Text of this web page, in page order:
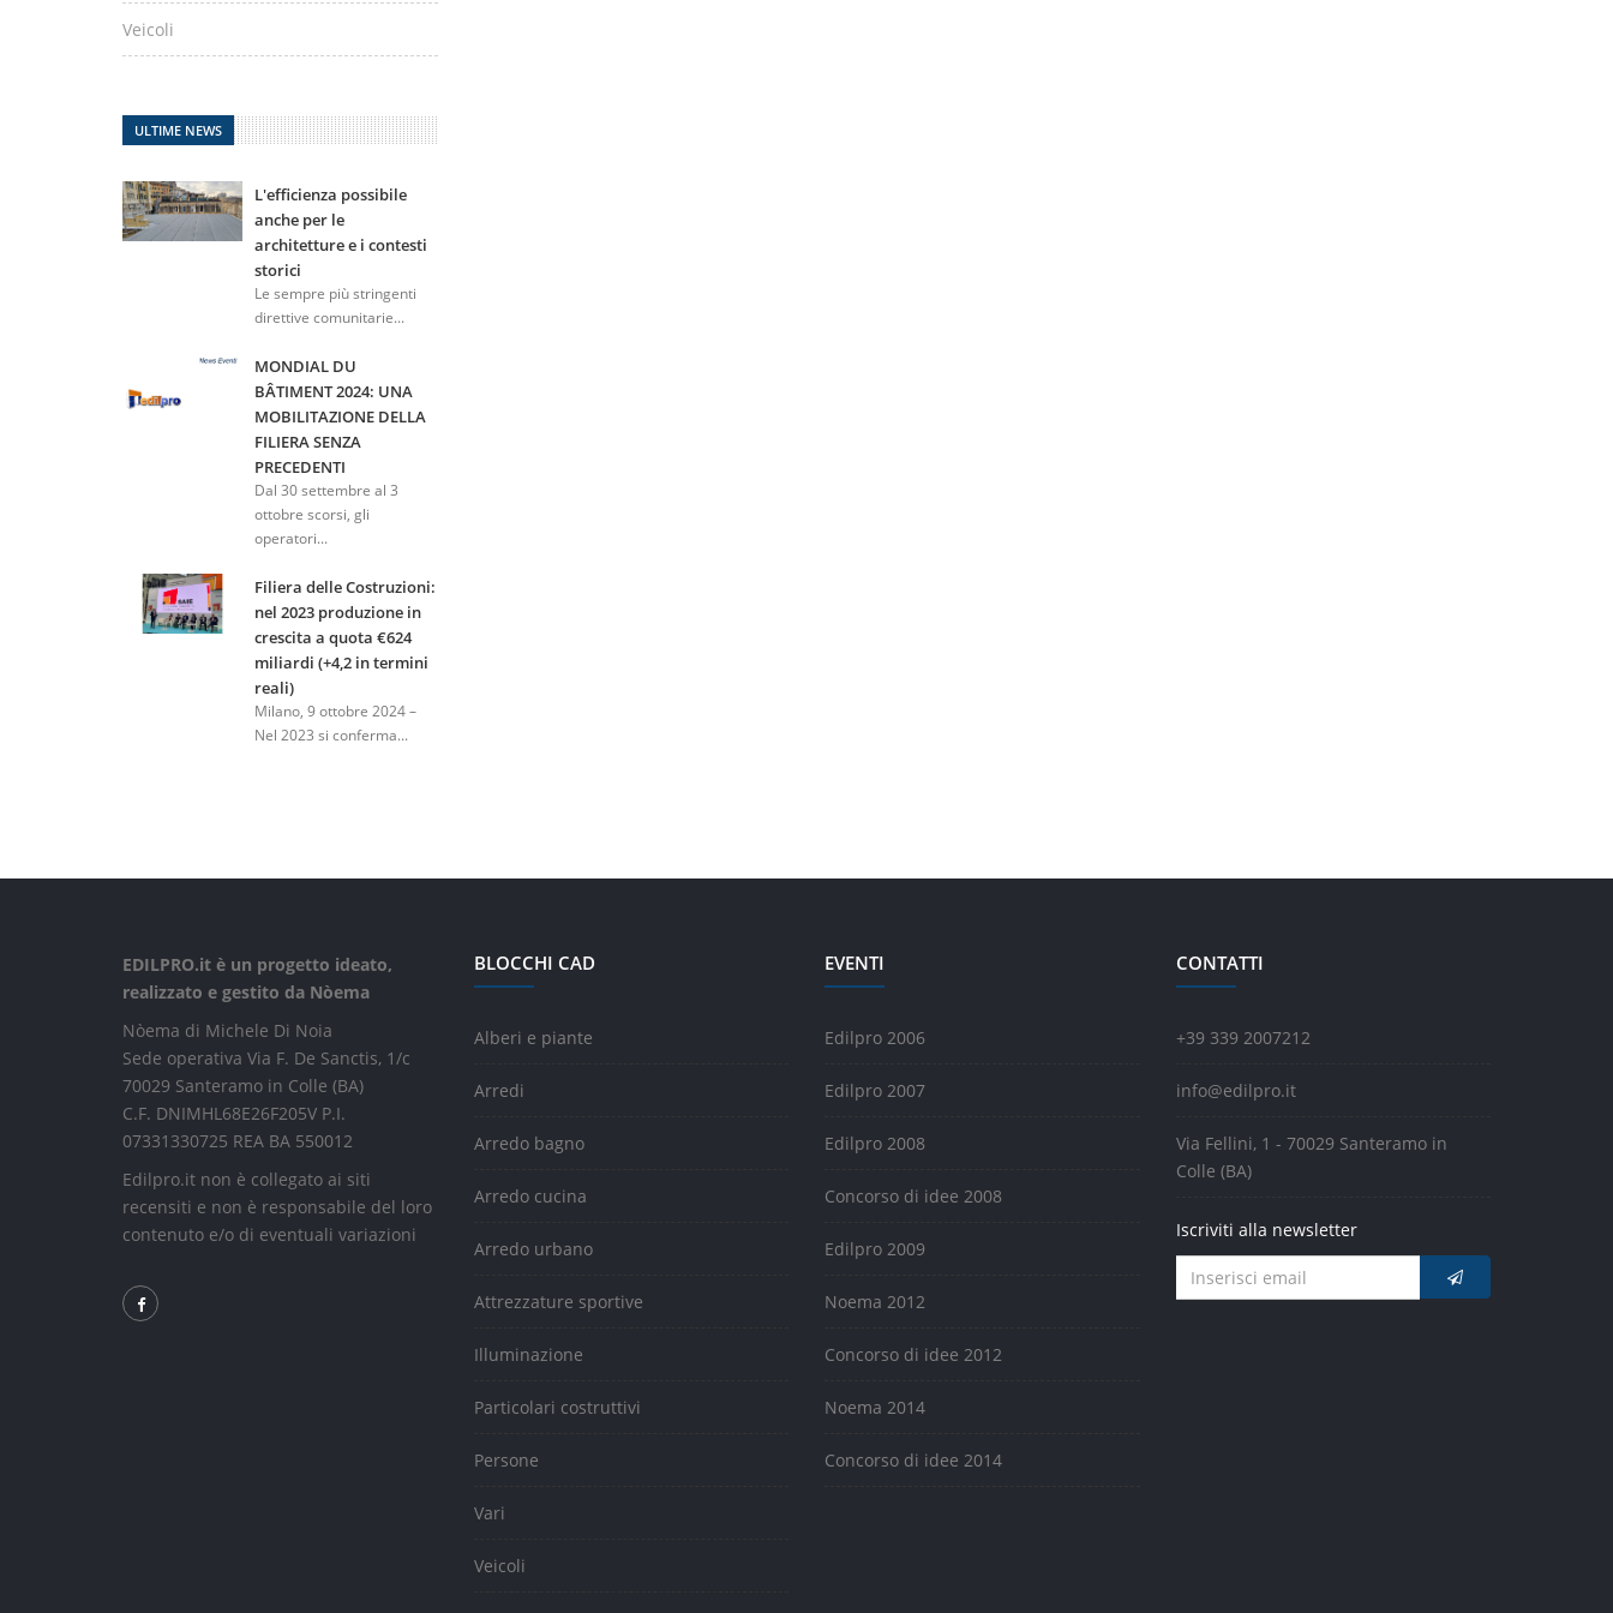
Veicoli
ULTIME NEWS
L'efficienza possibile
anche per le
architetture e i contesti
storici
Le sempre più stringenti
direttive comunitarie...
MONDIAL DU
BÂTIMENT 2024: UNA
MOBILITAZIONE DELLA
FILIERA SENZA
PRECEDENTI
Dal 30 settembre al 3
ottobre scorsi, gli
operatori...
Filiera delle Costruzioni:
nel 2023 produzione in
crescita a quota €624
miliardi (+4,2 in termini
reali)
Milano, 9 ottobre 2024 –
Nel 2023 si conferma...
EDILPRO.it è un progetto ideato,
realizzato e gestito da Nòema
Nòema di Michele Di Noia
Sede operativa Via F. De Sanctis, 1/c
70029 Santeramo in Colle (BA)
C.F. DNIMHL68E26F205V P.I.
07331330725 REA BA 550012
Edilpro.it non è collegato ai siti
recensiti e non è responsabile del loro
contenuto e/o di eventuali variazioni
BLOCCHI CAD
Alberi e piante
Arredi
Arredo bagno
Arredo cucina
Arredo urbano
Attrezzature sportive
Illuminazione
Particolari costruttivi
Persone
Vari
Veicoli
EVENTI
Edilpro 2006
Edilpro 2007
Edilpro 2008
Concorso di idee 2008
Edilpro 2009
Noema 2012
Concorso di idee 2012
Noema 2014
Concorso di idee 2014
CONTATTI
+39 339 2007212
info@edilpro.it
Via Fellini, 1 - 70029 Santeramo in
Colle (BA)
Iscriviti alla newsletter